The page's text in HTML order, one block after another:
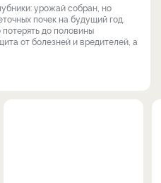
урожай собран, но
почек на будущий год.
до половины
от болезней и вредителей, а